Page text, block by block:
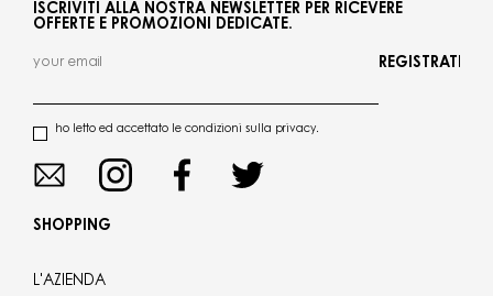
ISCRIVITI ALLA NOSTRA NEWSLETTER PER RICEVERE
OFFERTE E PROMOZIONI DEDICATE.
ho letto ed accettato le condizioni sulla privacy.
REGISTRATI
SHOPPING
L'AZIENDA